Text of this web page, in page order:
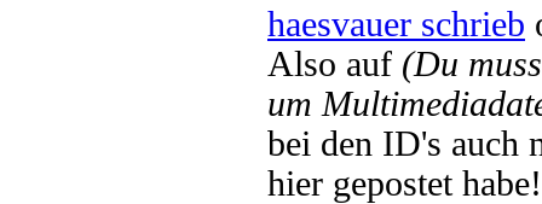
haesvauer schrieb
Also auf (Du
um
bei den ID's auch
hier gepostet habe!